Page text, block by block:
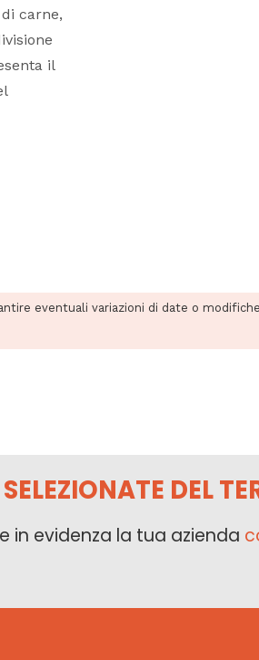
carne,
il
eventuali variazioni di date o
DEL
in evidenza la tua azienda